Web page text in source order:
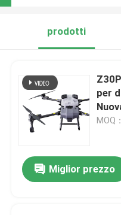
prodotti
per
MOQ
Miglior prezzo